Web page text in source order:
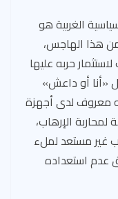
الغربية هو
هذا الهاجس،
حربه عليها
«أنا أو داعش»
معروف لدى أجهزة
لمحاربة الإرهاب،
غير مستعد لملء
عدم استعداده